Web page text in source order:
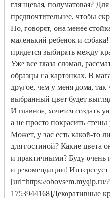
глянцевая, полуматовая?
предпочтительнее, чтобы
Но, говорят, она менее
маленький ребенок и
придется выбирать между
Уже все глаза сломал,
образцы на картонках. В
другое, чем у меня дома,
выбранный цвет будет
И главное, хочется создать
а не просто покрасить стены
Может, у вас есть какой-то
для гостиной? Какие цвета
и практичными? Буду очень
и рекомендации! Интересует
[url=https://obovsem.myqip.ru/
1753944168]Декоративные